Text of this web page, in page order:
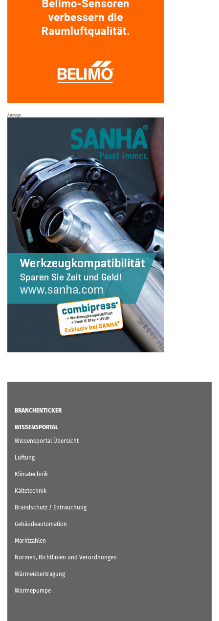
Anzeige
BRANCHENTICKER
WISSENSPORTAL
Wissensportal Übersicht
Lüftung
Klimatechnik
Kältetechnik
Brandschutz / Entrauchung
Gebäudeautomation
Marktzahlen
Normen, Richtlinien und Verordnungen
Wärmeübertragung
Wärmepumpe